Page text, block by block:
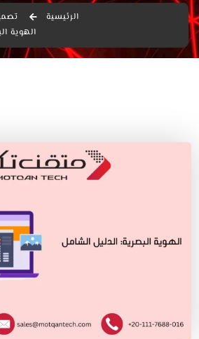
الرئيسية
الهوية